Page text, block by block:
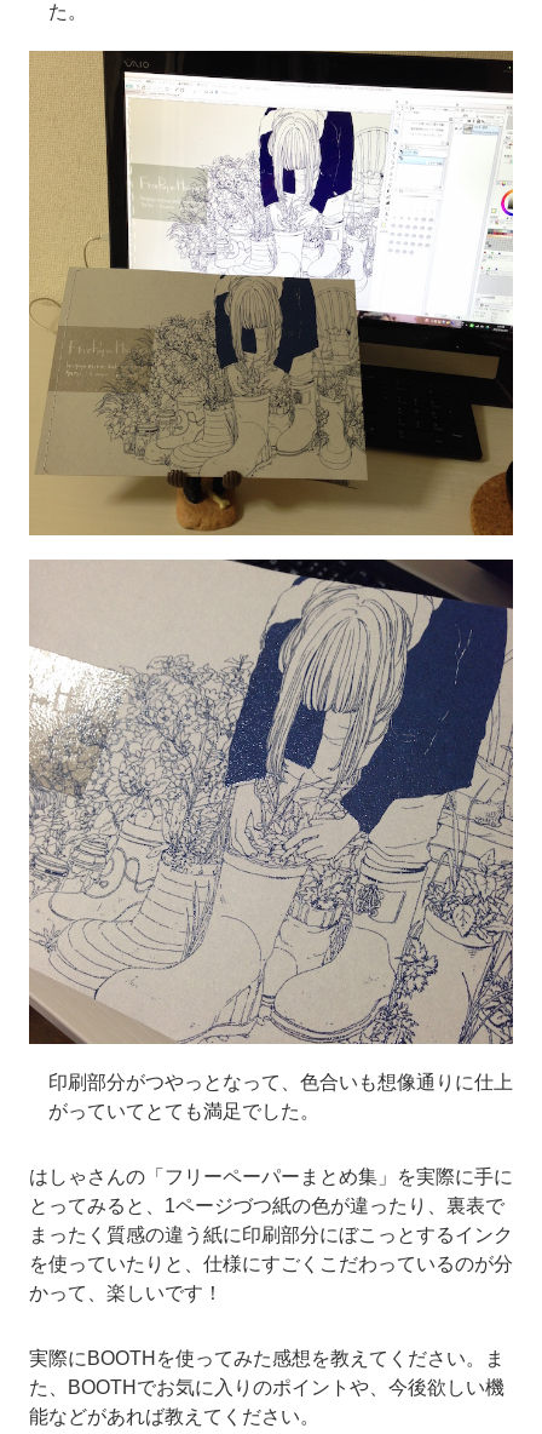
た。
印刷部分がつやっとなって、色合いも想像通りに仕上
がっていてとても満足でした。
はしゃさんの「フリーペーパーまとめ集」を実際に手に
とってみると、1ページづつ紙の色が違ったり、裏表で
まったく質感の違う紙に印刷部分にぼこっとするインク
を使っていたりと、仕様にすごくこだわっているのが分
かって、楽しいです！
実際にBOOTHを使ってみた感想を教えてください。ま
た、BOOTHでお気に入りのポイントや、今後欲しい機
能などがあれば教えてください。